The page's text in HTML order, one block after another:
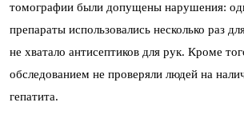
томографии были допущены нарушения:
препараты использовались несколько раз
не хватало антисептиков для рук. Кроме
обследованием не проверяли людей на
гепатита.